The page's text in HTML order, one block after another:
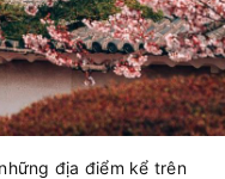
địa điểm kể trên